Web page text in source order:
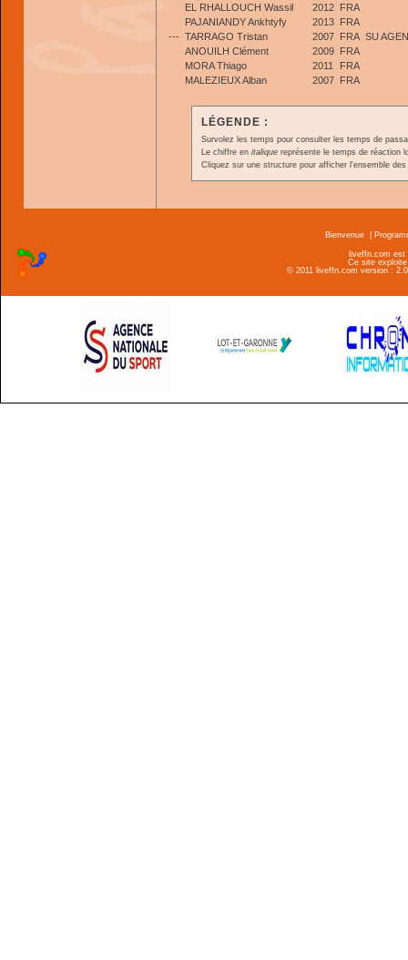
EL RHALLOUCH Wassil
2012 FRA
PAJANIANDY Ankhtyfy
2013 FRA
--- TARRAGO Tristan 2007 FRA SU AGEN
ANOUILH Clément
2009 FRA
MORA Thiago
2011
FRA
MALEZIEUX Alban
2007 FRA
LÉGENDE :
Survolez les temps pour consulter les temps de
Le chiffre en italiquereprésente le temps de réaction
Cliquez sur une structure pour afficher l'ensemble
Bienvenue
liveffn.com est
Ce site
© 2011 liveffn.com version :